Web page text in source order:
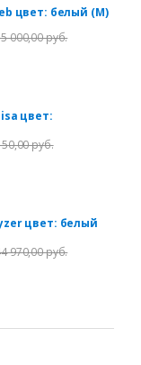
цвет: белый (M)
000,00 руб.
цвет:
руб.
цвет: белый
970,00 руб.